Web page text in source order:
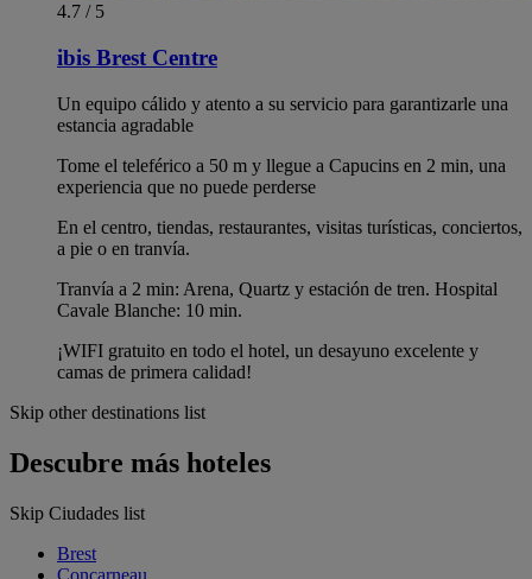
4.7 / 5
ibis Brest Centre
Un equipo cálido y atento a su servicio para garantizarle una
estancia agradable
Tome el teleférico a 50 m y llegue a Capucins en 2 min, una
experiencia que no puede perderse
En el centro, tiendas, restaurantes, visitas turísticas, conciertos,
a pie o en tranvía.
Tranvía a 2 min: Arena, Quartz y estación de tren. Hospital
Cavale Blanche: 10 min.
¡WIFI gratuito en todo el hotel, un desayuno excelente y
camas de primera calidad!
Skip other destinations list
Descubre más hoteles
Skip Ciudades list
Brest
Concarneau